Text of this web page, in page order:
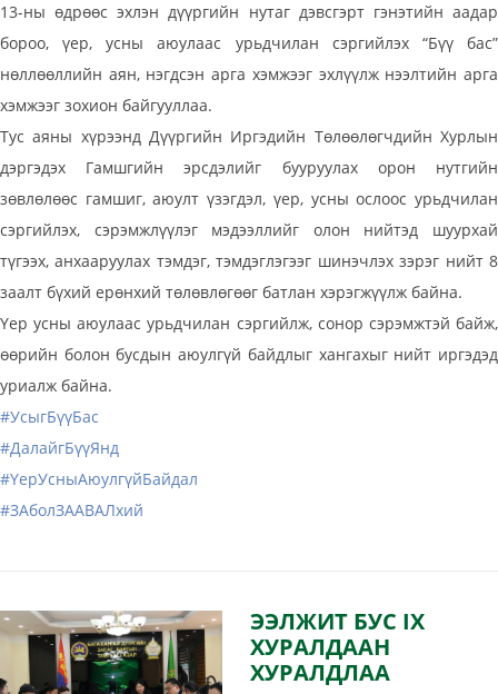
13-ны өдрөөс эхлэн дүүргийн нутаг дэвсгэрт гэнэтийн аадар
бороо, үер, усны аюулаас урьдчилан сэргийлэх “Бүү бас”
нөллөөллийн аян, нэгдсэн арга хэмжээг эхлүүлж нээлтийн арга
хэмжээг зохион байгууллаа.
Тус аяны хүрээнд Дүүргийн Иргэдийн Төлөөлөгчдийн Хурлын
дэргэдэх Гамшгийн эрсдэлийг бууруулах орон нутгийн
зөвлөлөөс гамшиг, аюулт үзэгдэл, үер, усны ослоос урьдчилан
сэргийлэх, сэрэмжлүүлэг мэдээллийг олон нийтэд шуурхай
түгээх, анхааруулах тэмдэг, тэмдэглэгээг шинэчлэх зэрэг нийт 8
заалт бүхий ерөнхий төлөвлөгөөг батлан хэрэгжүүлж байна.
Үер усны аюулаас урьдчилан сэргийлж, сонор сэрэмжтэй байж,
өөрийн болон бусдын аюулгүй байдлыг хангахыг нийт иргэдэд
уриалж байна.
#УсыгБүүБас
#ДалайгБүүЯнд
#ҮерУсныАюулгүйБайдал
#ЗАболЗААВАЛхий
ЭЭЛЖИТ БУС IX
ХУРАЛДААН
ХУРАЛДЛАА